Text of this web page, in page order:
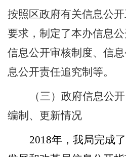
按照 区政府有关信息公
要求，制定了本办信息
信息公开审核制度、信
息公开责任追究制等。
（三） 政府信息公
编制、更新情况
2018年 ，我局完成了